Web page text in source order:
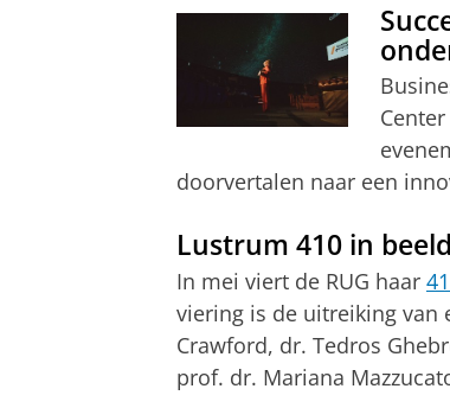
doorvertalen naar een
Lustrum 410 in beeld
In mei viert de RUG haar
viering is de uitreiking van
Crawford, dr. Tedros
prof. dr. Mariana